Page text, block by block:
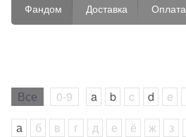
Фандом Доставка Оплата
Все 0-9 a b c d e
а
б в г д е ё ж з